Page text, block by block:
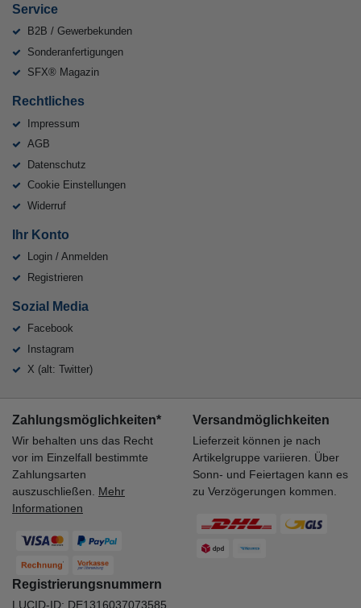
Service
B2B / Gewerbekunden
Sonderanfertigungen
SFX® Magazin
Rechtliches
Impressum
AGB
Datenschutz
Cookie Einstellungen
Widerruf
Ihr Konto
Login / Anmelden
Registrieren
Sozial Media
Facebook
Instagram
X (alt: Twitter)
Zahlungsmöglichkeiten*
Wir behalten uns das Recht
vor im Einzelfall bestimmte
Zahlungsarten
auszuschließen. Mehr
Informationen
Versandmöglichkeiten
Lieferzeit können je nach
Artikelgruppe variieren. Über
Sonn- und Feiertagen kann es
zu Verzögerungen kommen.
Registrierungsnummern
LUCID-ID: DE1316037073585